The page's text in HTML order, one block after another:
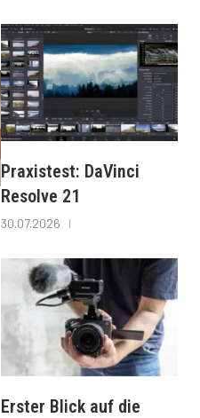
Praxistest: DaVinci
Resolve 21
30.07.2026
Erster Blick auf die